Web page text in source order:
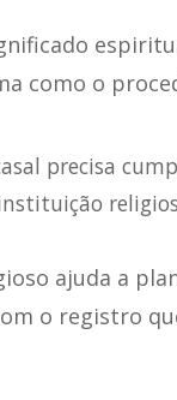
como o
precisa
ajuda a
o registro